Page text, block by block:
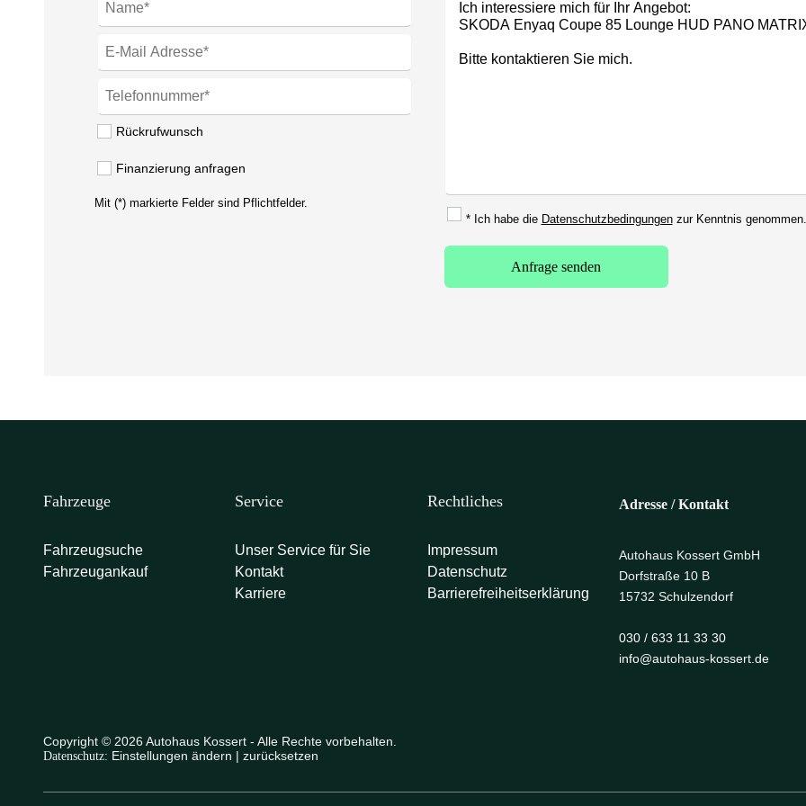
Rückrufwunsch
Finanzierung anfragen
Mit (*) markierte Felder sind Pflichtfelder.
* Ich habe die Datenschutzbedingungenzur Kenntnis genommen.
Anfrage senden
Fahrzeuge
Fahrzeugsuche
Fahrzeugankauf
Service
Unser Service für Sie
Kontakt
Karriere
Rechtliches
Impressum
Datenschutz
Barrierefreiheitserklärung
Adresse / Kontakt
Autohaus Kossert GmbH
Dorfstraße 10 B
15732 Schulzendorf
030 / 633 11 33 30
info@autohaus-kossert.de
Copyright © 2026 Autohaus Kossert - Alle Rechte vorbehalten.
Datenschutz: Einstellungen ändern | zurücksetzen